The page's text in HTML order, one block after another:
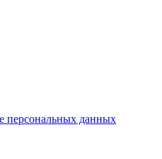
персональных данных